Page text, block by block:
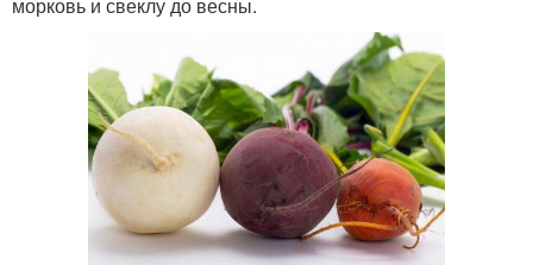
морковь и свеклу до весны.